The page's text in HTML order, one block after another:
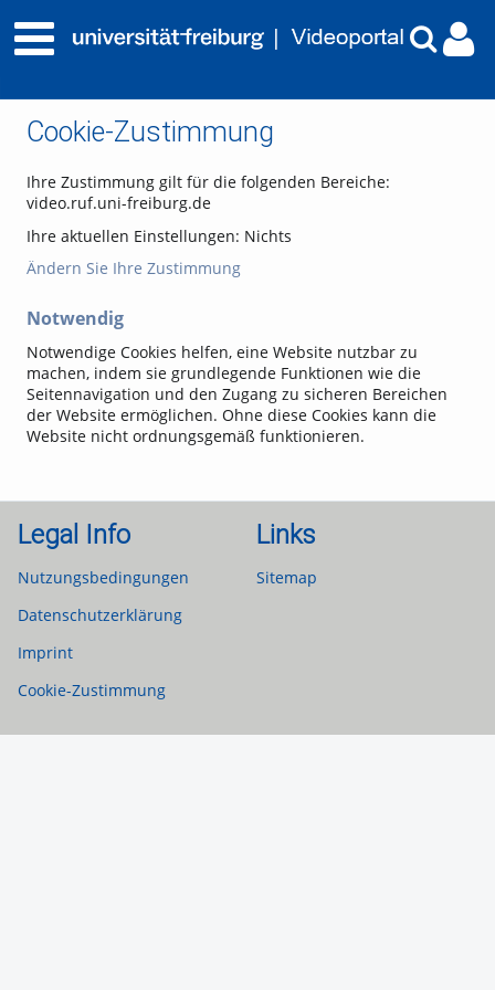
Cookie-Zustimmung
Ihre Zustimmung gilt für die folgenden Bereiche:
video.ruf.uni-freiburg.de
Ihre aktuellen Einstellungen: Nichts
Ändern Sie Ihre Zustimmung
Notwendig
Notwendige Cookies helfen, eine Website nutzbar zu
machen, indem sie grundlegende Funktionen wie die
Seitennavigation und den Zugang zu sicheren Bereichen
der Website ermöglichen. Ohne diese Cookies kann die
Website nicht ordnungsgemäß funktionieren.
Legal Info
Nutzungsbedingungen
Datenschutzerklärung
Imprint
Cookie-Zustimmung
Links
Sitemap